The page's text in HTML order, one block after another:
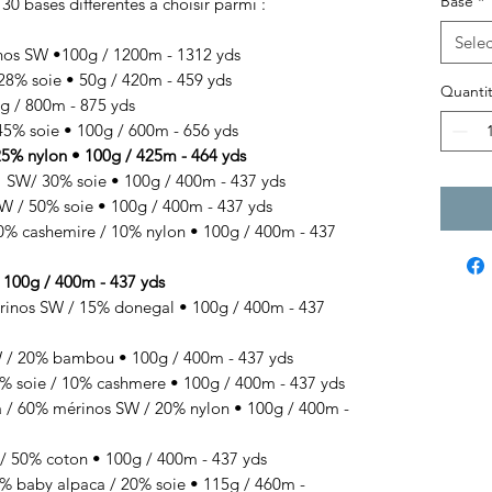
SW •100g / 1200m - 1312 yds
soie • 50g / 420m - 459 yds
/ 800m - 875 yds
soie • 100g / 600m - 656 yds
nylon • 100g / 425m - 464 yds
30% soie • 100g / 400m - 437 yds
/ 50% soie • 100g / 400m - 437 yds
cashemire / 10% nylon • 100g / 400m - 437
/ 400m - 437 yds
SW / 15% donegal • 100g / 400m - 437
20% bambou • 100g / 400m - 437 yds
soie / 10% cashmere • 100g / 400m - 437 yds
60% mérinos SW / 20% nylon • 100g / 400m -
coton • 100g / 400m - 437 yds
baby alpaca / 20% soie • 115g / 460m -